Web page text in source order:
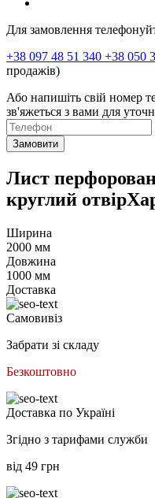
Для замовлення
+38 097 48 51 340 +38 050
продажів)
Або напишіть свій номер
зв'яжеться з вами для
Замовити
Лист
круглий
Ширина
2000 мм
Довжина
1000 мм
Доставка
Самовивіз
Забрати зі складу
Безкоштовно
Доставка по Україні
Згідно з тарифами служби
від 49 грн